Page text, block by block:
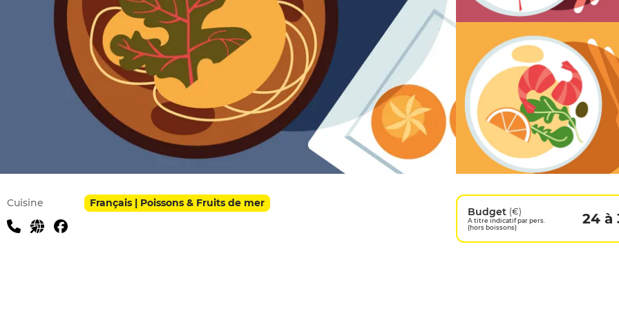
Infos pratiques
Cuisine Français | Poissons & Fruits de mer
Budget (€)
A titre indicatif par pers.
(hors boissons)
24 à